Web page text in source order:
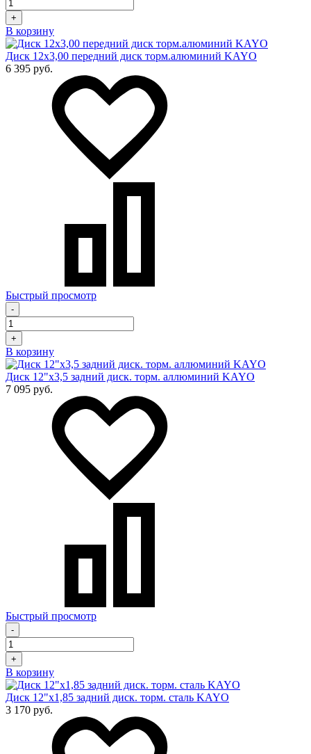
+
В корзину
Диск 12х3,00 передний диск торм.алюминий KAYO
6 395 руб.
Быстрый просмотр
-
+
В корзину
Диск 12"х3,5 задний диск. торм. аллюминий KAYO
7 095 руб.
Быстрый просмотр
-
+
В корзину
Диск 12"х1,85 задний диск. торм. сталь KAYO
3 170 руб.